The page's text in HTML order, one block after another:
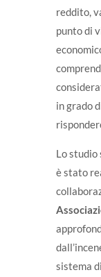
reddito,
punto di
in grado
Lo studio
è stato
sistema